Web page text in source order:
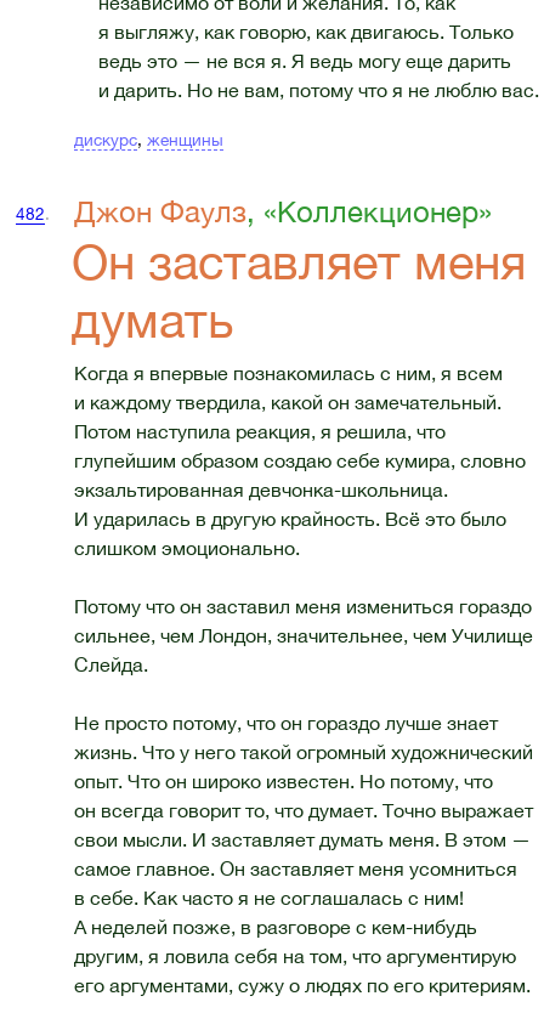
я выгляжу, как говорю, как двигаюсь. Только
ведь это — не вся я. Я ведь могу еще дарить
и дарить. Но не вам, потому что я не люблю вас.
дискурс,женщины
482. Джон Фаулз, «Коллекционер»
Он заставляет меня
думать
Когда я впервые познакомилась с ним, я всем
и каждому твердила, какой он замечательный.
Потом наступила реакция, я решила, что
глупейшим образом создаю себе кумира, словно
экзальтированная девчонка-школьница.
И ударилась в другую крайность. Всё это было
слишком эмоционально.
Потому что он заставил меня измениться гораздо
сильнее, чем Лондон, значительнее, чем Училище
Слейда.
Не просто потому, что он гораздо лучше знает
жизнь. Что у него такой огромный художнический
опыт. Что он широко известен. Но потому, что
он всегда говорит то, что думает. Точно выражает
свои мысли. И заставляет думать меня. В этом —
самое главное. Он заставляет меня усомниться
в себе. Как часто я не соглашалась с ним!
А неделей позже, в разговоре с кем-нибудь
другим, я ловила себя на том, что аргументирую
его аргументами, сужу о людях по его критериям.